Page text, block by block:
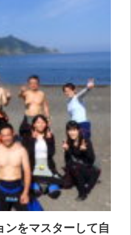
をマスターして自